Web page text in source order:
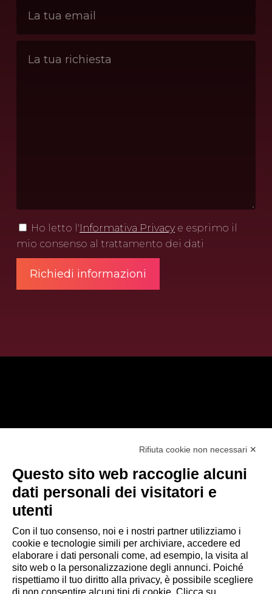
Ho letto l' Informativa Privacye esprimo il
mio consenso al trattamento dei dati
Reggio, 37 - 42124 Reggio Emilia (RE)
Capitale sociale €300.000,00 i.v Cod. fiscale e
Partita Iva 02642250357 - R.E.A. RE 300430 - PEC
cyberoo51@legalmail.it
Privacy Policy
Registro Nazionale degli Aiuti di Stato
Rifiuta cookie non necessari ✕
Questo sito web raccoglie alcuni
dati personali dei visitatori e
utenti
Con il tuo consenso, noi e i nostri partner utilizziamo i
cookie e tecnologie simili per archiviare, accedere ed
elaborare i dati personali come, ad esempio, la visita al
sito web o la personalizzazione degli annunci. Poiché
rispettiamo il tuo diritto alla privacy, è possibile scegliere
di non consentire alcuni tipi di cookie. Clicca su